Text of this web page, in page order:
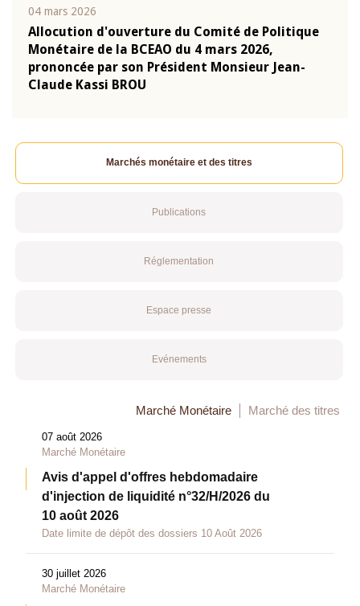
04 mars 2026
Allocution d'ouverture du Comité de Politique
Monétaire de la BCEAO du 4 mars 2026,
prononcée par son Président Monsieur Jean-
Claude Kassi BROU
Marchés monétaire et des titres
Publications
Réglementation
Espace presse
Evénements
Marché Monétaire Marché des titres
07 août 2026
Marché Monétaire
Avis d'appel d'offres hebdomadaire
d'injection de liquidité n°32/H/2026 du
10 août 2026
Date limite de dépôt des dossiers 10 Août 2026
30 juillet 2026
Marché Monétaire